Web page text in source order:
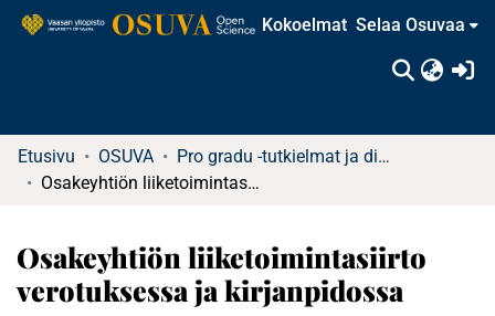
Kokoelmat Selaa Osuvaa
Etusivu OSUVA
Pro gradu -tutkielmat ja diplomityöt
Osakeyhtiön liiketoimintasiirto verotuksessa ja kirjanpidossa
Osakeyhtiön liiketoimintasiirto
verotuksessa ja kirjanpidossa